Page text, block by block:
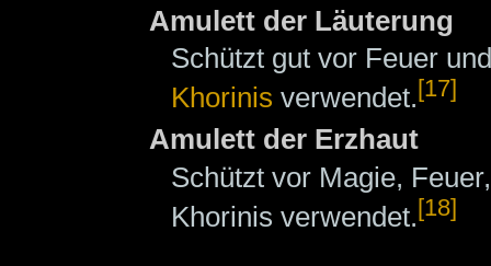
Amulett der Läuterung
Schützt gut vor Feuer
Khorinis verwendet. [17]
Amulett der Erzhaut
Schützt vor Magie,
Khorinis verwendet.[18]